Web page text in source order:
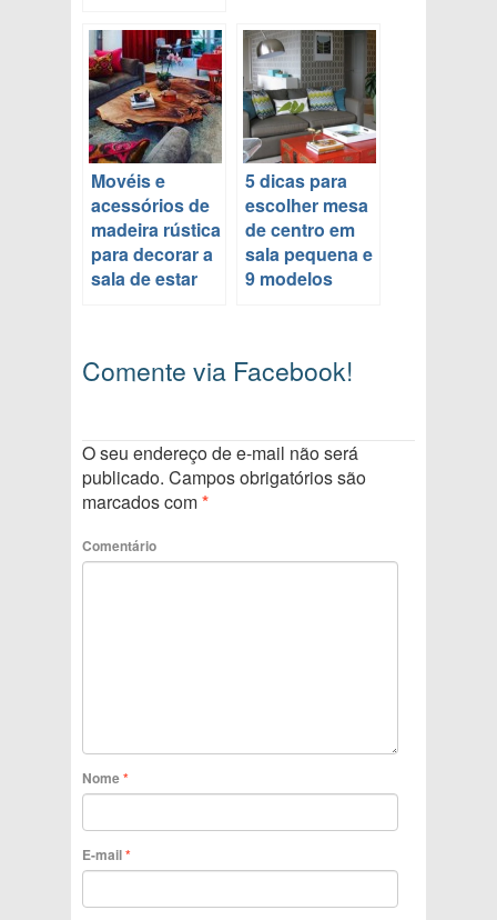
Movéis e
acessórios de
madeira rústica
para decorar a
sala de estar
5 dicas para
escolher mesa
de centro em
sala pequena e
9 modelos
Comente via Facebook!
O seu endereço de e-mail não será
publicado. Campos obrigatórios são
marcados com*
Comentário
Nome*
E-mail*